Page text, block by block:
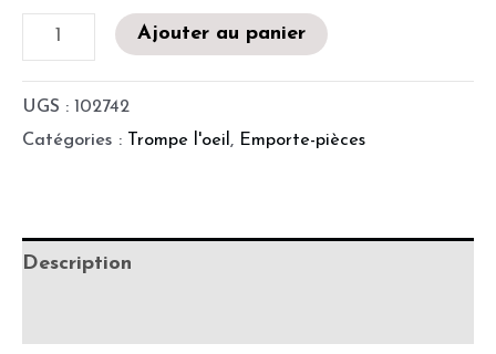
Ajouter au panier
UGS : 102742
Catégories :
Trompe l'oeil , Emporte-pièces
Description